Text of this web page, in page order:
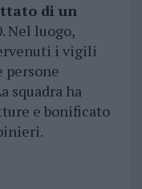
di un
Nel luogo,
i vigili
persone
squadra ha
e bonificato